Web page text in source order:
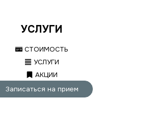
УСЛУГИ
СТОИМОСТЬ
УСЛУГИ
АКЦИИ
Записаться на прием